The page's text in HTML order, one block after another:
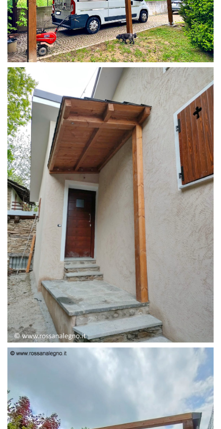
COPERTURA CAMPER
PENSILINA ENTRATA